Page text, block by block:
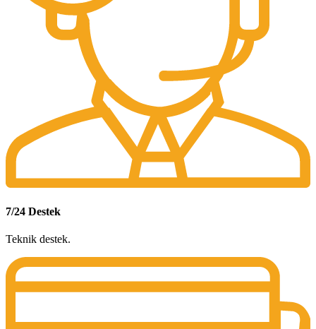
7/24 Destek
Teknik destek.